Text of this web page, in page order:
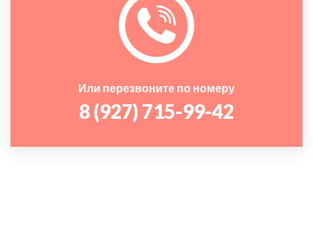
Или перезвоните по номеру
8 (927) 715-99-42